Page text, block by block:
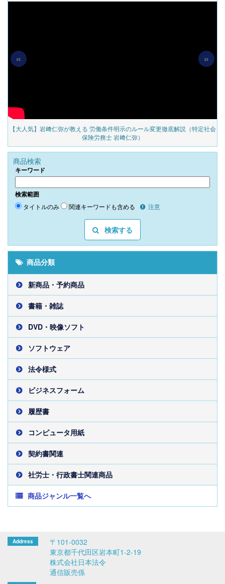
【大人気】岩﨑仁弥が教える 労働条件明示のルール変更徹底解説（特定社会
保険労務士 岩﨑仁弥）
« »
商品検索
キーワード
検索範囲
タイトルのみ 関連キーワードも含める 注意
検索する
商品分類
新商品・予約商品
書籍・雑誌
DVD・映像ソフト
ソフトウェア
法令様式
ビジネスフォーム
履歴書
コンピュータ用紙
契約書関連
社労士・行政書士関連商品
商品ジャンル一覧へ
〒101-0032
東京都千代田区岩本町1-2-19
株式会社日本法令
通信販売係